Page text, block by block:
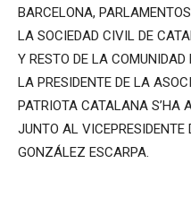
BARCELONA,
LA SOCIEDAD CIVIL DE
Y RESTO DE LA
LA PRESIDENTE DE LA
PATRIOTA CATALANA S’HA
JUNTO AL VICEPRESIDENTE
GONZÁLEZ ESCARPA.